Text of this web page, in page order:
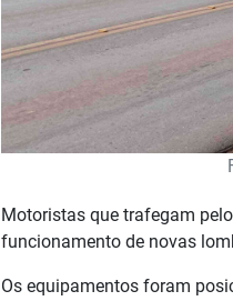
Motoristas que trafegam
funcionamento de novas
Os equipamentos foram